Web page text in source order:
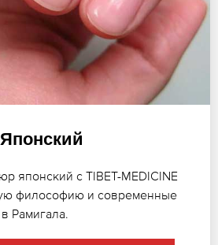
Японский
японский с TIBET-MEDICINE
философию и современные
Рамигала.